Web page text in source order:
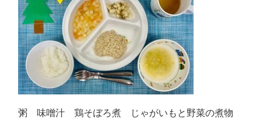
粥 味噌汁 鶏そぼろ煮 じゃがいもと野菜の煮物